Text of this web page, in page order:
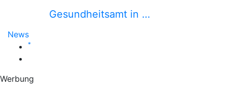
Gesundheitsamt in …
News
*
Werbung